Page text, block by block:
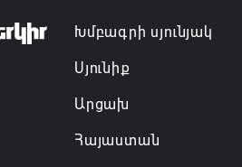
Խմբագրի սյունյակ
Սյունիք
Արցախ
Հայաստան